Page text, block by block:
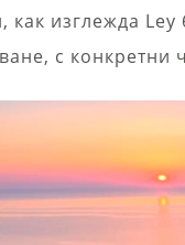
как изглежда
с конкретни